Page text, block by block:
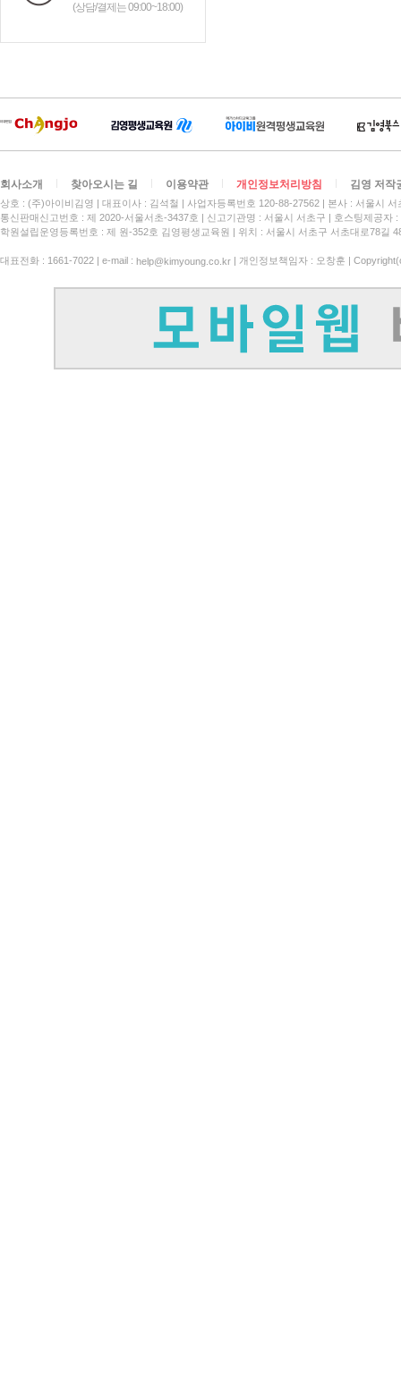
(상담/결제는 09:00~18:00)
회사소개 찾아오시는 길 이용약관 개인정보처리방침 김영 저작
상호 : (주)아이비김영 대표이사 : 김석철 사업자등록번호 120-88-27562
본사 : 서울시
통신판매신고번호 : 제 2020-서울서초-3437호
신고기관명 : 서울시 서초구
호스팅제공자
학원설립운영등록번호 : 제 원-352호 김영평생교육원 | 위치 : 서울시 서초구 서초대로78길
대표전화 : 1661-7022 | e-mail : help@kimyoung.co.kr | 개인정보책임자 : 오창훈 |